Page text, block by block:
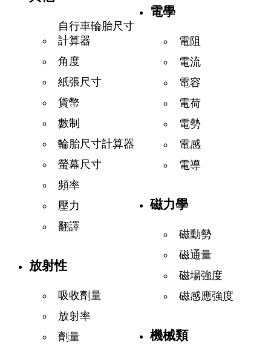
自行車輪胎尺寸
計算器
角度
紙張尺寸
貨幣
數制
輪胎尺寸計算器
螢幕尺寸
頻率
壓力
翻譯
放射性
吸收劑量
放射率
劑量
電學
電阻
電流
電容
電荷
電勢
電感
電導
磁力學
磁動勢
磁通量
磁場強度
磁感應強度
機械類